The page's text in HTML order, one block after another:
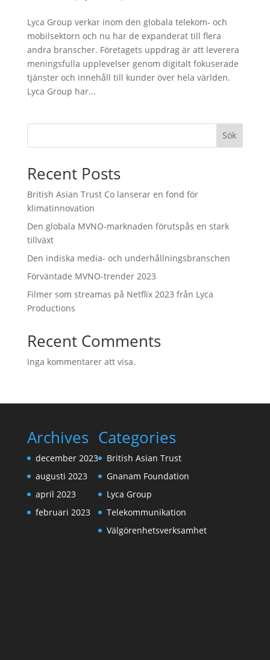
Lyca Group verkar inom den globala telekom- och
mobilsektorn och nu har de expanderat till flera
andra branscher. Företagets uppdrag är att leverera
meningsfulla upplevelser genom digitalt fokuserade
tjänster och innehåll till kunder över hela världen.
Lyca Group har...
Sök
Recent Posts
British Asian Trust Co lanserar en fond för
klimatinnovation
Den globala MVNO-marknaden förutspås en stark
tillväxt
Den indiska media- och underhållningsbranschen
Förväntade MVNO-trender 2023
Filmer som streamas på Netflix 2023 från Lyca
Productions
Recent Comments
Inga kommentarer att visa.
Archives
december 2023
augusti 2023
april 2023
februari 2023
Categories
British Asian Trust
Gnanam Foundation
Lyca Group
Telekommunikation
Välgörenhetsverksamhet